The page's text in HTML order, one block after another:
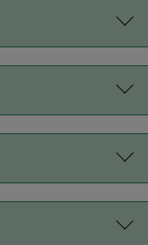
機能をご利用くださ
上事前申請すること
す。
ーの平均値、などで
／Diners